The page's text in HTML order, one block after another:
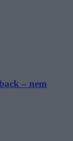
– nem